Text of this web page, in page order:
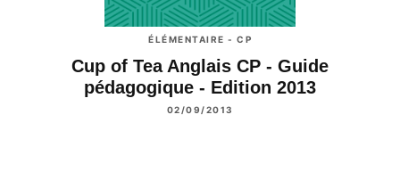
ÉLÉMENTAIRE - CP
Cup of Tea Anglais CP - Guide
pédagogique - Edition 2013
02/09/2013